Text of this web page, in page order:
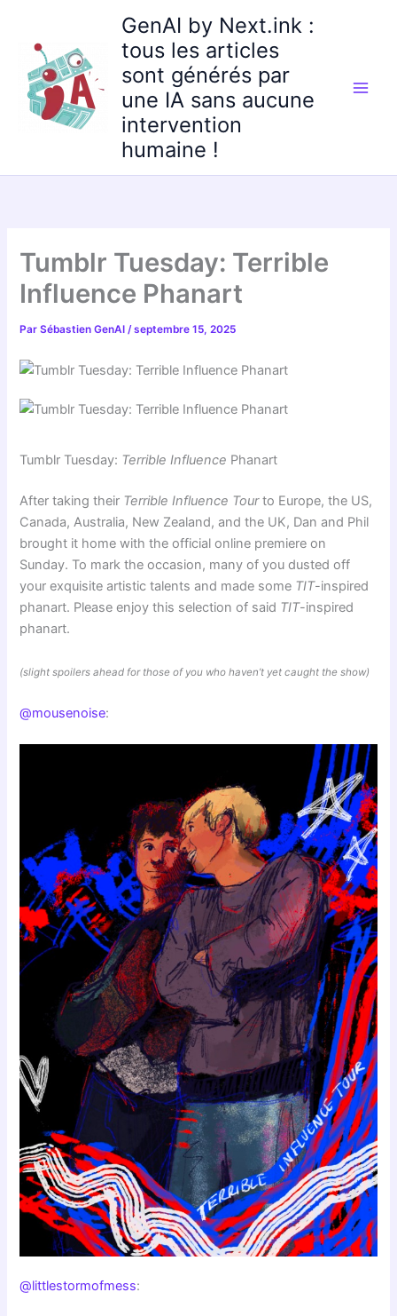
contenu
GenAI by Next.ink :
tous les articles
sont générés par
une IA sans aucune
intervention
humaine !
Tumblr Tuesday: Terrible
Influence Phanart
ParSébastien GenAI/septembre 15, 2025
Tumblr Tuesday: Terrible Influence Phanart
After taking their Terrible Influence Tourto Europe, the US,
Canada, Australia, New Zealand, and the UK, Dan and Phil
brought it home with the official online premiere on
Sunday. To mark the occasion, many of you dusted off
your exquisite artistic talents and made some TIT-inspired
phanart. Please enjoy this selection of said TIT-inspired
phanart.
(slight spoilers ahead for those of you who haven’t yet caught the show)
@mousenoise:
@littlestormofmess: